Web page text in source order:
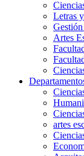
Letras
Artes
artes